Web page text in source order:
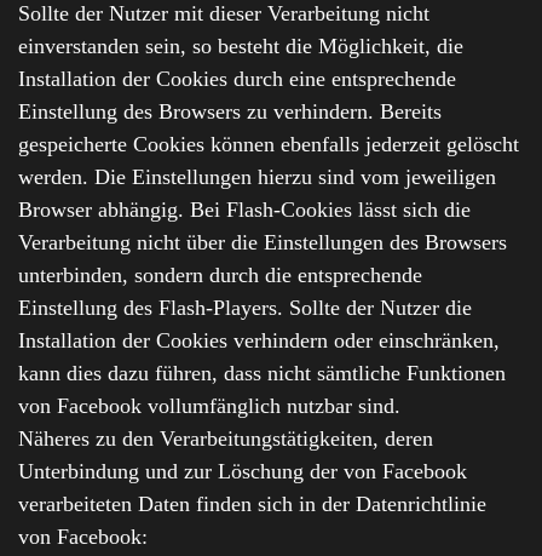
Sollte der Nutzer mit dieser Verarbeitung nicht
einverstanden sein, so besteht die Möglichkeit, die
Installation der Cookies durch eine entsprechende
Einstellung des Browsers zu verhindern. Bereits
gespeicherte Cookies können ebenfalls jederzeit gelöscht
werden. Die Einstellungen hierzu sind vom jeweiligen
Browser abhängig. Bei Flash-Cookies lässt sich die
Verarbeitung nicht über die Einstellungen des Browsers
unterbinden, sondern durch die entsprechende
Einstellung des Flash-Players. Sollte der Nutzer die
Installation der Cookies verhindern oder einschränken,
kann dies dazu führen, dass nicht sämtliche Funktionen
von Facebook vollumfänglich nutzbar sind.
Näheres zu den Verarbeitungstätigkeiten, deren
Unterbindung und zur Löschung der von Facebook
verarbeiteten Daten finden sich in der Datenrichtlinie
von Facebook: